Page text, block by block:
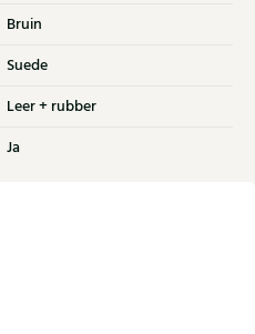
Bruin
Suede
Leer + rubber
Ja